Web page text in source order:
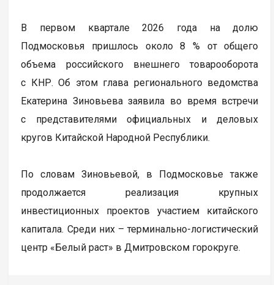
В первом квартале 2026 года на долю
Подмосковья пришлось около 8 % от общего
объема российского внешнего товарооборота
с КНР. Об этом глава регионального ведомства
Екатерина Зиновьева заявила во время встречи
с представителями официальных и деловых
кругов Китайской Народной Республики.
По словам Зиновьевой, в Подмосковье также
продолжается реализация крупных
инвестиционных проектов участием китайского
капитала. Среди них – терминально-логистический
центр «Белый раст» в Дмитровском горокруге.